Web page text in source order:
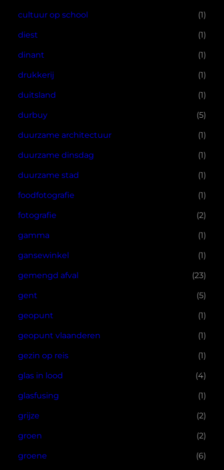
cultuur op school (1)
diest (1)
dinant (1)
drukkerij (1)
duitsland (1)
durbuy (5)
duurzame architectuur (1)
duurzame dinsdag (1)
duurzame stad (1)
foodfotografie (1)
fotografie (2)
gamma (1)
gansewinkel (1)
gemengd afval (23)
gent (5)
geopunt (1)
geopunt vlaanderen (1)
gezin op reis (1)
glas in lood (4)
glasfusing (1)
grijze (2)
groen (2)
groene (6)